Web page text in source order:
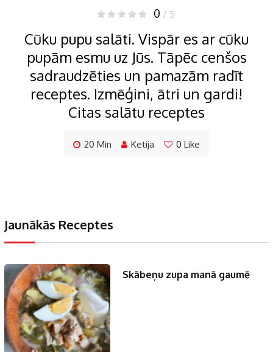
0 / 5
Cūku pupu salāti. Vispār es ar cūku
pupām esmu uz Jūs. Tāpēc cenšos
sadraudzēties un pamazām radīt
receptes. Izmēģini, ātri un gardi!
Citas salātu receptes
20 Min Ketija 0 Like
Jaunākās Receptes
Skābeņu zupa manā gaumē